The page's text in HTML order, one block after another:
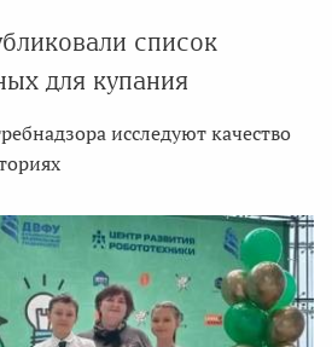
список
для купания
исследуют качество